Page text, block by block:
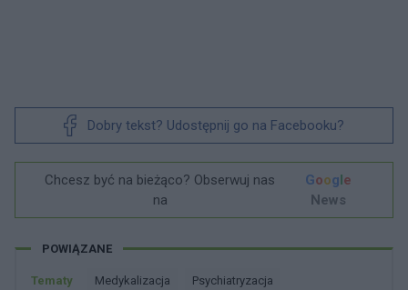
Dobry tekst? Udostępnij go na Facebooku?
Chcesz być na bieżąco? Obserwuj nas
na
Google
News
POWIĄZANE
Tematy Medykalizacja Psychiatryzacja